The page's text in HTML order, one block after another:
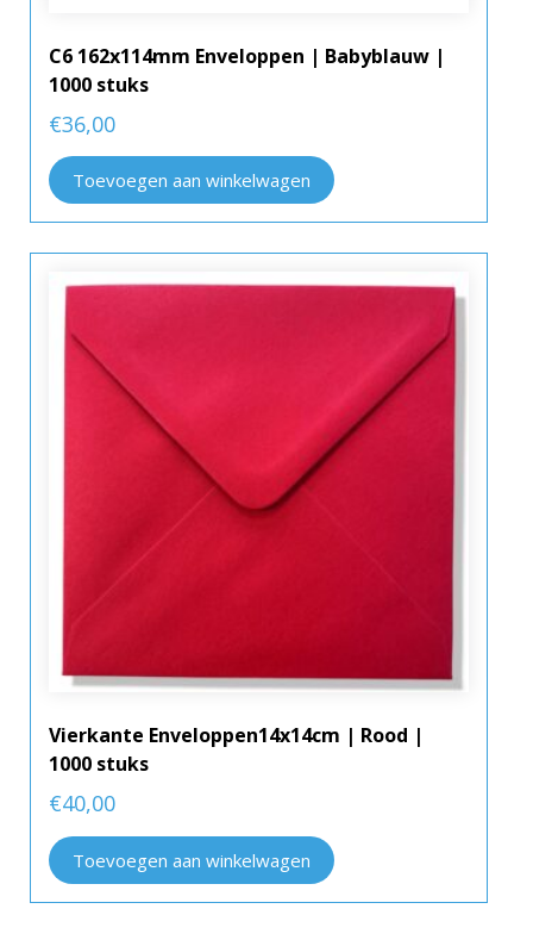
C6 162x114mm Enveloppen | Babyblauw |
1000 stuks
€36,00
Toevoegen aan winkelwagen
Vierkante Enveloppen14x14cm | Rood |
1000 stuks
€40,00
Toevoegen aan winkelwagen